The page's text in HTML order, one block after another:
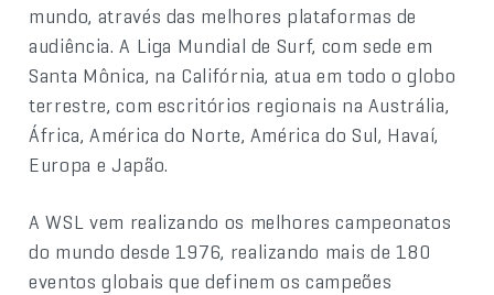
mundo, através das melhores plataformas de
audiência. A Liga Mundial de Surf, com sede em
Santa Mônica, na Califórnia, atua em todo o globo
terrestre, com escritórios regionais na Austrália,
África, América do Norte, América do Sul, Havaí,
Europa e Japão.
A WSL vem realizando os melhores campeonatos
do mundo desde 1976, realizando mais de 180
eventos globais que definem os campeões